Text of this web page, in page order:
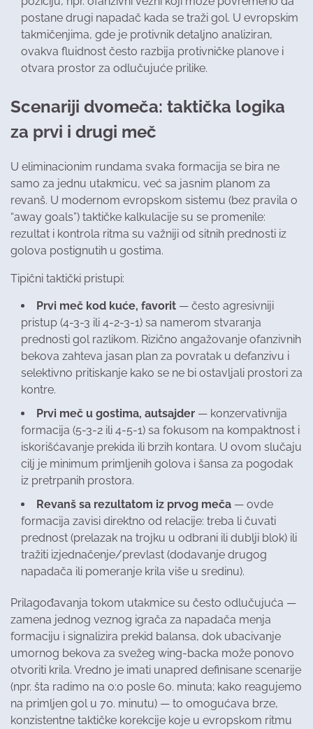
postane drugi napadač kada se traži gol. U evropskim
takmičenjima, gde je protivnik detaljno analiziran,
ovakva fluidnost često razbija protivničke planove i
otvara prostor za odlučujuće prilike.
Scenariji dvomeča: taktička logika
za prvi i drugi meč
U eliminacionim rundama svaka formacija se bira ne
samo za jednu utakmicu, već sa jasnim planom za
revanš. U modernom evropskom sistemu (bez pravila o
“away goals”) taktičke kalkulacije su se promenile:
rezultat i kontrola ritma su važniji od sitnih prednosti iz
golova postignutih u gostima.
Tipični taktički pristupi:
Prvi meč kod kuće, favorit — često agresivniji
pristup (4-3-3 ili 4-2-3-1) sa namerom stvaranja
prednosti gol razlikom. Rizično angažovanje ofanzivnih
bekova zahteva jasan plan za povratak u defanzivu i
selektivno pritiskanje kako se ne bi ostavljali prostori za
kontre.
Prvi meč u gostima, autsajder — konzervativnija
formacija (5-3-2 ili 4-5-1) sa fokusom na kompaktnost i
iskorišćavanje prekida ili brzih kontara. U ovom slučaju
cilj je minimum primljenih golova i šansa za pogodak
iz pretrpanih prostora.
Revanš sa rezultatom iz prvog meča — ovde
formacija zavisi direktno od relacije: treba li čuvati
prednost (prelazak na trojku u odbrani ili dublji blok) ili
tražiti izjednačenje/prevlast (dodavanje drugog
napadača ili pomeranje krila više u sredinu).
Prilagođavanja tokom utakmice su često odlučujuća —
zamena jednog veznog igrača za napadača menja
formaciju i signalizira prekid balansa, dok ubacivanje
umornog bekova za svežeg wing-backa može ponovo
otvoriti krila. Vredno je imati unapred definisane scenarije
(npr. šta radimo na 0:0 posle 60. minuta; kako reagujemo
na primljen gol u 70. minutu) — to omogućava brze,
konzistentne taktičke korekcije koje u evropskom ritmu